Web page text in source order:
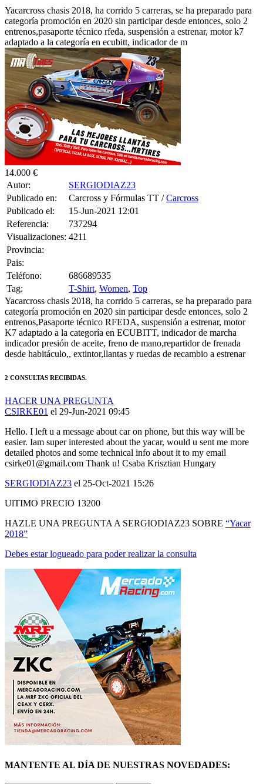
categoría promoción en 2020 sin participar desde entonces, solo 2
entrenos,pasaporte técnico rfeda, suspensión a estrenar, motor k7
adaptado a la categoría en ecubitt, indicador de m
14.000 €
Autor:
Publicado en:
Carcross y Fórmulas TT /
Publicado el:
15-Jun-2021 12:01
Referencia:
737294
Visualizaciones:
4211
Provincia:
Pais:
Teléfono:
Tag:
T-Shirt,Women
Yacarcross chasis 2018, ha corrido 5 carreras, se ha preparado para
categoría promoción en 2020 sin participar desde entonces, solo 2
entrenos,Pasaporte técnico RFEDA, suspensión a estrenar, motor
K7 adaptado a la categoría en ECUBITT, indicador de marcha
indicador presión de aceite, freno de mano,repartidor de frenada
desde habitáculo,, extintor,llantas y ruedas de recambio a estrenar
CSIRKE01 el 29-Jun-2021 09:45
Hello. I left u a message about car on phone, but this way will be
easier. Iam super interested about the yacar, would u sent me more
detailed photos and some technical info about it to my email
csirke01@gmail.com Thank u! Csaba Krisztian Hungary
SERGIODIAZ23 el 25-Oct-2021 15:26
UlTIMO PRECIO 13200
HAZLE UNA PREGUNTA A SERGIODIAZ23 SOBRE
2018”
Debes estar logueado para poder realizar la consulta